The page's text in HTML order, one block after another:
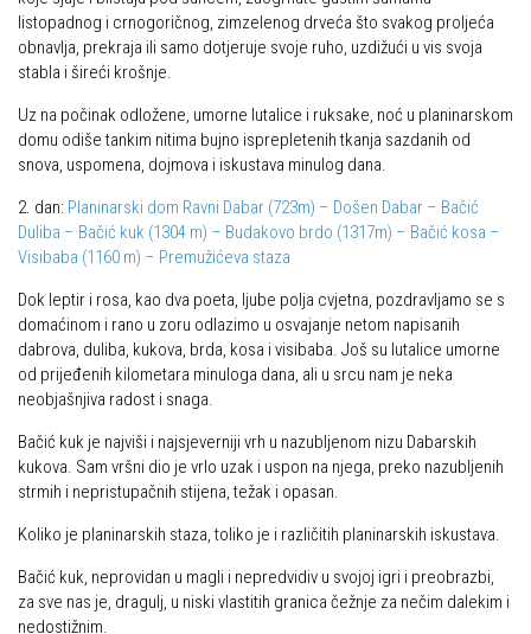
listopadnog i crnogoričnog, zimzelenog drveća što svakog proljeća
obnavlja, prekraja ili samo dotjeruje svoje ruho, uzdižući u vis svoja
stabla i šireći krošnje.
Uz na počinak odložene, umorne lutalice i ruksake, noć u planinarskom
domu odiše tankim nitima bujno isprepletenih tkanja sazdanih od
snova, uspomena, dojmova i iskustava minulog dana.
2. dan: Planinarski dom Ravni Dabar (723m) – Došen Dabar – Bačić
Duliba – Bačić kuk (1304 m) – Budakovo brdo (1317m) – Bačić kosa –
Visibaba (1160 m) – Premužićeva staza
Dok leptir i rosa, kao dva poeta, ljube polja cvjetna, pozdravljamo se s
domaćinom i rano u zoru odlazimo u osvajanje netom napisanih
dabrova, duliba, kukova, brda, kosa i visibaba. Još su lutalice umorne
od prijeđenih kilometara minuloga dana, ali u srcu nam je neka
neobjašnjiva radost i snaga.
Bačić kuk je najviši i najsjeverniji vrh u nazubljenom nizu Dabarskih
kukova. Sam vršni dio je vrlo uzak i uspon na njega, preko nazubljenih
strmih i nepristupačnih stijena, težak i opasan.
Koliko je planinarskih staza, toliko je i različitih planinarskih iskustava.
Bačić kuk, neprovidan u magli i nepredvidiv u svojoj igri i preobrazbi,
za sve nas je, dragulj, u niski vlastitih granica čežnje za nečim dalekim i
nedostižnim.